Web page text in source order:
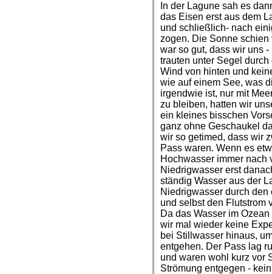
In der Lagune sah es
das Eisen erst aus dem
und schließlich- nach
zogen. Die Sonne
war so gut, dass wir uns
trauten unter Segel
Wind von hinten und
wie auf einem See, was
irgendwie ist, nur mit
zu bleiben, hatten wir
ein kleines bisschen
ganz ohne Geschaukel
wir so getimed, dass wir
Pass waren. Wenn es
Hochwasser immer nach
Niedrigwasser erst
ständig Wasser aus der
Niedrigwasser durch
und selbst den Flutstrom
Da das Wasser im
wir mal wieder keine
bei Stillwasser hinaus,
entgehen. Der Pass lag
und waren wohl kurz vor
Strömung entgegen -